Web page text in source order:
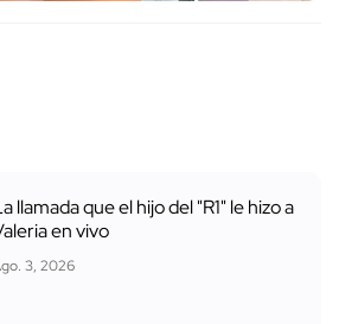
llamada que el hijo del "R1" le hizo a
en vivo
3, 2026